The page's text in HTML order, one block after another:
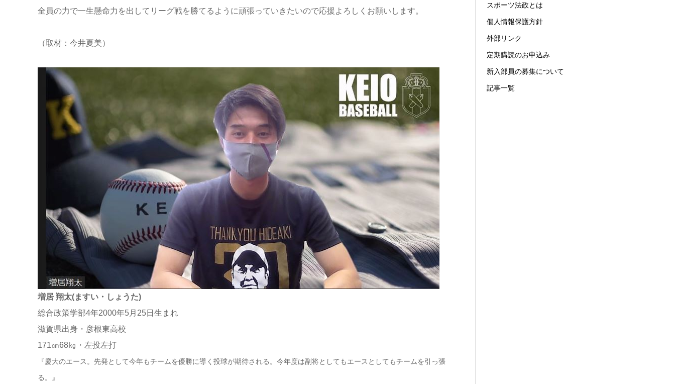
全員の力で一生懸命力を出してリーグ戦を勝てるように頑張っていきたいので応援よろしくお願いします。
（取材：今井夏美）
増居 翔太(ますい・しょうた)
総合政策学部4年2000年5月25日生まれ
滋賀県出身・彦根東高校
171㎝68㎏・左投左打
『慶大のエース。先発として今年もチームを優勝に導く投球が期待される。今年度は副将としてもエースとしてもチームを引っ張
る。』
スポーツ法政とは
個人情報保護方針
外部リンク
定期購読のお申込み
新入部員の募集について
記事一覧